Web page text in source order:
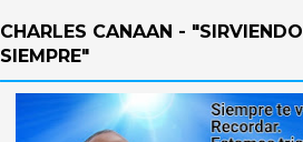
CHARLES CANAAN - "SIRVIENDO
SIEMPRE"